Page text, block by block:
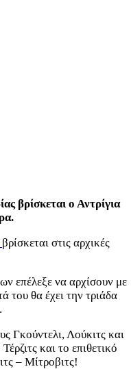
βρίσκεται ο Αντρίγια
βρίσκεται στις αρχικές
επέλεξε να αρχίσουν με
του θα έχει την τριάδα
Γκούντελι, Λούκιτς και
και το επιθετικό
– Μίτροβιτς!